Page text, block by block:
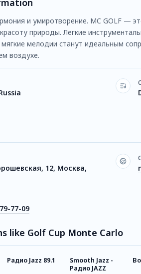
и умиротворение. MC GOLF —
природы. Легкие
мелодии станут идеальным
воздухе.
12, Москва,
77-09
like Golf Cup Monte Carlo
Радио Jazz 89.1
Smooth Jazz -
Радио JAZZ